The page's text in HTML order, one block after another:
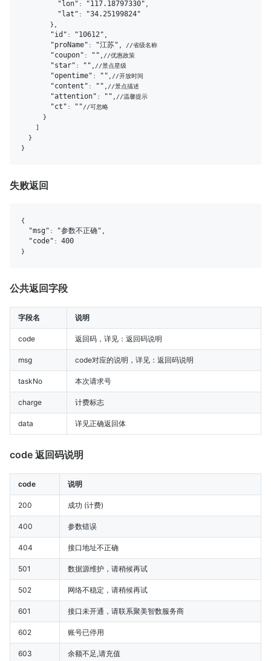
"lon" : "117.18797330"
"lat" : "34.25199824"
"id" : "10612"
"proName" : "江苏" , //省级名称
"coupon" : "" ,//优惠政策
"star" : "" ,//景点星级
"opentime" : "" ,//开放时间
"content" : "" ,//景点描述
"attention" : "" ,//温馨提示
"ct" : ""//可忽略
失败返回
{
"msg" : "参数不正确"
"code" : 400
公共返回字段
字段名 说明
code 返回码，详见：返回码说明
msg code对应的说明，详见：返回码说明
taskNo 本次请求号
charge 计费标志
data 详见正确返回体
code 返回码说明
code 说明
200 成功 (计费)
400 参数错误
404 接口地址不正确
501 数据源维护，请稍候再试
502 网络不稳定，请稍候再试
601 接口未开通，请联系聚美智数服务商
602 账号已停用
603 余额不足,请充值